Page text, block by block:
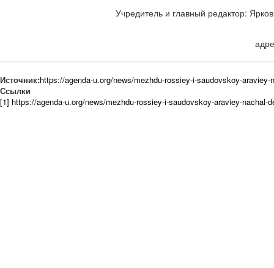
Учредитель и главный редактор:
Источник:https://agenda-u.org/news/mezhdu-rossiey-i-saudovskoy-
Ссылки
[1] https://agenda-u.org/news/mezhdu-rossiey-i-saudovskoy-araviey-nachal-